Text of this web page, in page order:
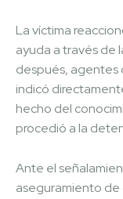
La víctima
ayuda a través de
después, agentes
indicó
hecho del
procedió a la
Ante el
aseguramiento